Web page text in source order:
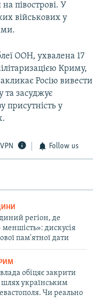
півострові. У
військових у
ООН, ухвалена 17
Криму,
Росію вивести
та засуджує
присутність у
Follow us
регіон, де
меншість»: дискусія
пам'ятної дати
обіцяє закрити
українським
Чи реально